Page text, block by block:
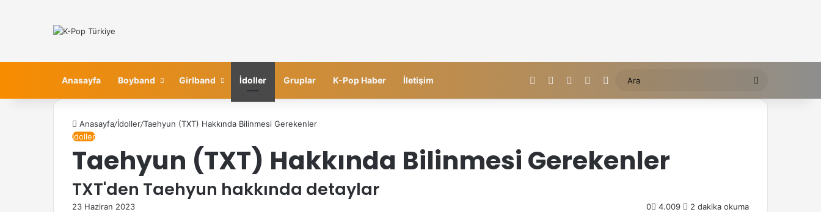
Anasayfa Boyband Girlband İdoller Gruplar K-Pop Haber İletişim Facebook InstagramRastgele içerik
Dış görünümü değiştir Ara
Anasayfa/İdoller/Taehyun (TXT) Hakkında Bilinmesi Gerekenler
İdoller
Taehyun (TXT) Hakkında Bilinmesi Gerekenler
TXT'den Taehyun hakkında detaylar
23 Haziran 2023 0 4.009 2 dakika okuma